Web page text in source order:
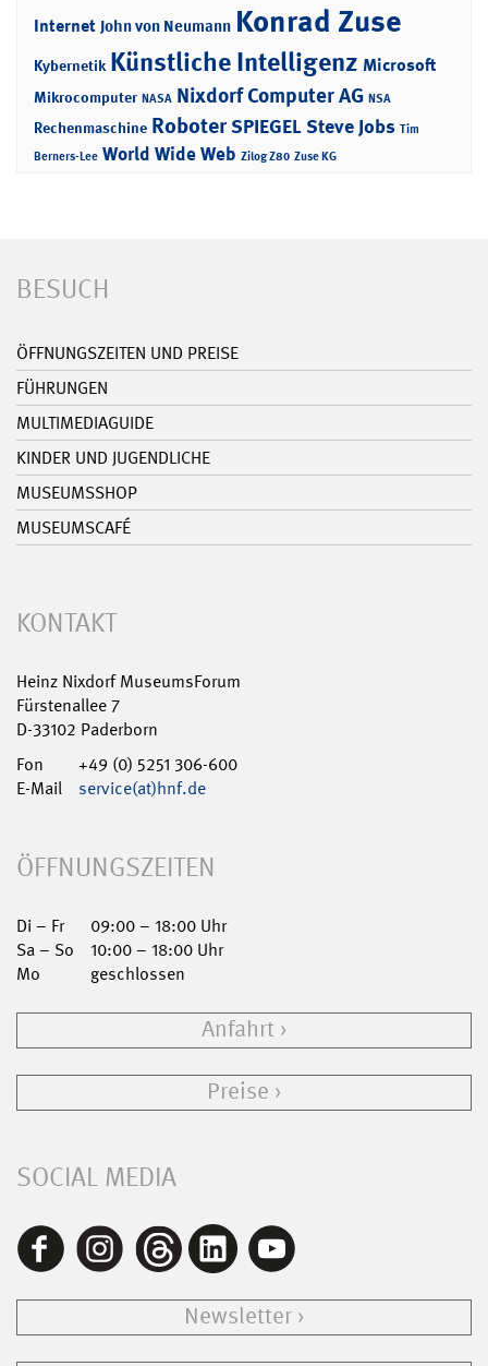
Internet John von Neumann Konrad Zuse
Kybernetik Künstliche Intelligenz Microsoft
Mikrocomputer NASA Nixdorf Computer AG NSA
Rechenmaschine RoboterSPIEGELSteve Jobs Tim
Berners-Lee World Wide Web Zilog Z80 Zuse KG
BESUCH
ÖFFNUNGSZEITEN UND PREISE
FÜHRUNGEN
MULTIMEDIAGUIDE
KINDER UND JUGENDLICHE
MUSEUMSSHOP
MUSEUMSCAFÉ
KONTAKT
Heinz Nixdorf MuseumsForum
Fürstenallee 7
D-33102 Paderborn
Fon
+49 (0) 5251 306-600
E-Mail
service(at)hnf.de
ÖFFNUNGSZEITEN
Di – Fr
09:00 – 18:00 Uhr
Sa – So
10:00 – 18:00 Uhr
Mo
geschlossen
Anfahrt
Preise
SOCIAL MEDIA
Newsletter